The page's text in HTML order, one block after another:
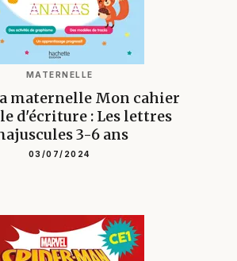
MATERNELLE
maternelle Mon cahier
d'écriture : Les lettres
3-6 ans
03/07/2024